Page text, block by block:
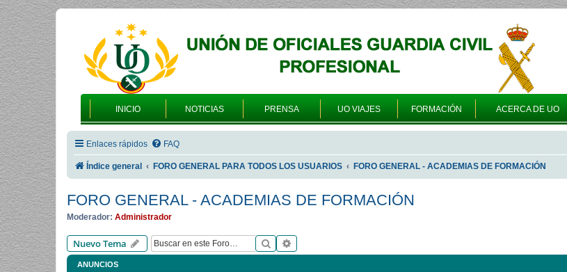
INICIO NOTICIAS PRENSA UO VIAJES FORMACIÓN ACERCA DE UO
Enlaces rápidos FAQ
Índice general FORO GENERAL PARA TODOS LOS USUARIOS FORO GENERAL - ACADEMIAS DE FORMACIÓN
FORO GENERAL - ACADEMIAS DE FORMACIÓN
Moderador: Administrador
Nuevo Tema Buscar
ANUNCIOS